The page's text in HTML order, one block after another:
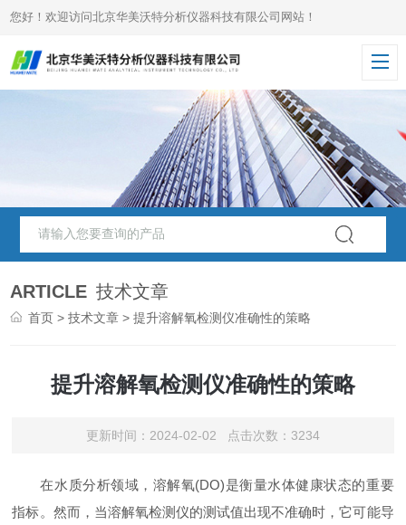
您好！欢迎访问北京华美沃特分析仪器科技有限公司网站！
ARTICLE 技术文章
首页 >技术文章 > 提升溶解氧检测仪准确性的策略
提升溶解氧检测仪准确性的策略
更新时间：2024-02-02 点击次数：3234
在水质分析领域，溶解氧(DO)是衡量水体健康状态的重要
指标。然而，当溶解氧检测仪的测试值出现不准确时，它可能导